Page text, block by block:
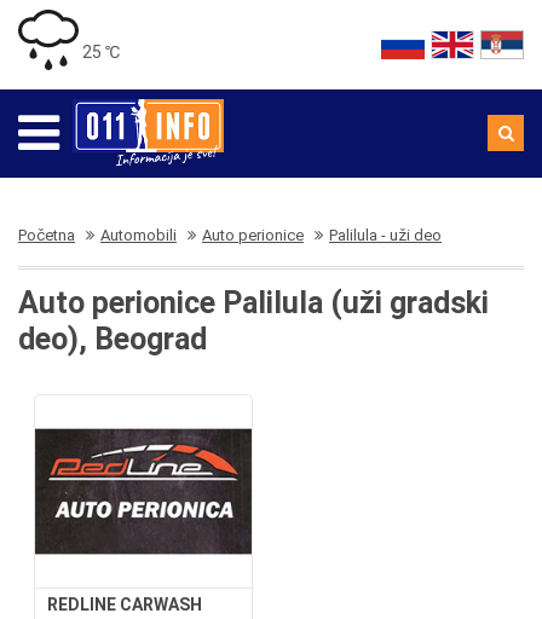
25 ℃
Početna Automobili Auto perionice Palilula - uži deo
Auto perionice Palilula (uži gradski
deo), Beograd
REDLINE CARWASH